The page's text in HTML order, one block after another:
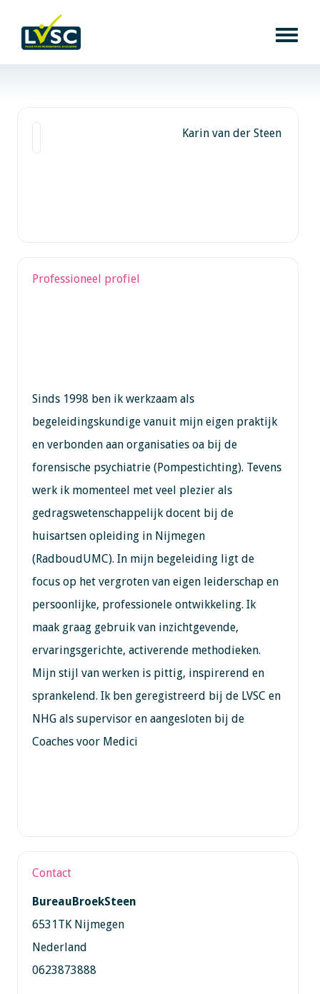
Karin van der Steen
Professioneel profiel
Sinds 1998 ben ik werkzaam als
begeleidingskundige vanuit mijn eigen praktijk
en verbonden aan organisaties oa bij de
forensische psychiatrie (Pompestichting). Tevens
werk ik momenteel met veel plezier als
gedragswetenschappelijk docent bij de
huisartsen opleiding in Nijmegen
(RadboudUMC). In mijn begeleiding ligt de
focus op het vergroten van eigen leiderschap en
persoonlijke, professionele ontwikkeling. Ik
maak graag gebruik van inzichtgevende,
ervaringsgerichte, activerende methodieken.
Mijn stijl van werken is pittig, inspirerend en
sprankelend. Ik ben geregistreerd bij de LVSC en
NHG als supervisor en aangesloten bij de
Coaches voor Medici
Contact
BureauBroekSteen
6531TK Nijmegen
Nederland
0623873888